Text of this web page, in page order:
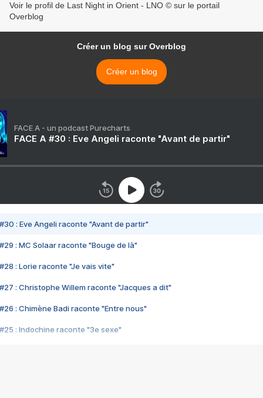
Voir le profil de Last Night in Orient - LNO © sur le portail
Overblog
Créer un blog sur Overblog
Créer un blog
FACE A - un podcast Purecharts
FACE A #30 : Eve Angeli raconte "Avant de partir"
#30 : Eve Angeli raconte "Avant de partir"
#29 : MC Solaar raconte "Bouge de là"
#28 : Lorie raconte "Je vais vite"
#27 : Christophe Willem raconte "Jacques a dit"
#26 : Chimène Badi raconte "Entre nous"
#25 : Indochine raconte "3e sexe"